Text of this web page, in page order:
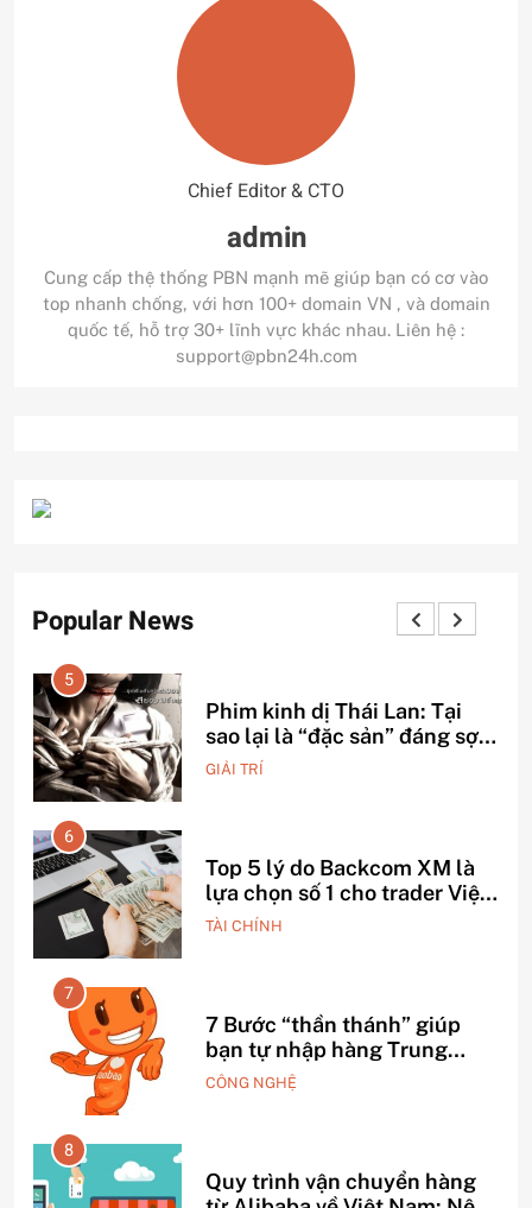
Chief Editor & CTO
admin
Cung cấp thệ thống PBN mạnh mẽ giúp bạn có cơ vào
top nhanh chống, với hơn 100+ domain VN , và domain
quốc tế, hỗ trợ 30+ lĩnh vực khác nhau. Liên hệ :
support@pbn24h.com
Popular News
5
Phim kinh dị Thái Lan: Tại
sao lại là “đặc sản” đáng sợ
nhất thế giới?
GIẢI TRÍ
6
Top 5 lý do Backcom XM là
lựa chọn số 1 cho trader Việt
hiện nay
TÀI CHÍNH
7
7 Bước “thần thánh” giúp
bạn tự nhập hàng Trung
Quốc không qua trung gian.
CÔNG NGHỆ
8
Quy trình vận chuyển hàng